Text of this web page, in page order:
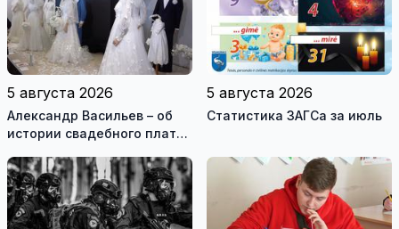
5 августа 2026
Александр Васильев – об
истории свадебного платья
истории моды (видео)
5 августа 2026
Статистика ЗАГСа за июль